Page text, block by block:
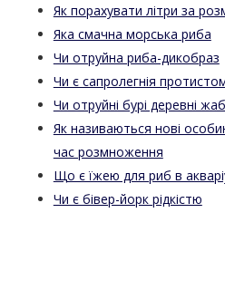
Як порахувати літри за
Яка смачна морська риба
Чи отруйна риба-дикобраз
Чи є сапролегнія
Чи отруйні бурі деревні
Як називаються нові
час розмноження
Що є їжею для риб в
Чи є бівер-йорк рідкістю